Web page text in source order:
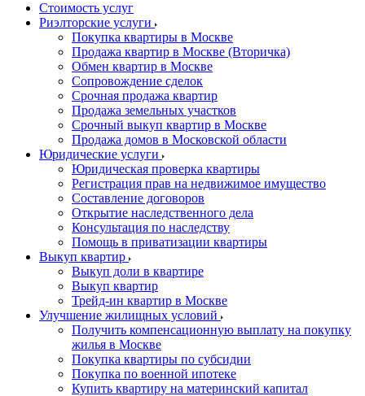
Стоимость услуг
Риэлторские услуги
Покупка квартиры в Москве
Продажа квартир в Москве (Вторичка)
Обмен квартир в Москве
Сопровождение сделок
Срочная продажа квартир
Продажа земельных участков
Срочный выкуп квартир в Москве
Продажа домов в Московской области
Юридические услуги
Юридическая проверка квартиры
Регистрация прав на недвижимое имущество
Составление договоров
Открытие наследственного дела
Консультация по наследству
Помощь в приватизации квартиры
Выкуп квартир
Выкуп доли в квартире
Выкуп квартир
Трейд-ин квартир в Москве
Улучшение жилищных условий
Получить компенсационную выплату на покупку
жилья в Москве
Покупка квартиры по субсидии
Покупка по военной ипотеке
Купить квартиру на материнский капитал